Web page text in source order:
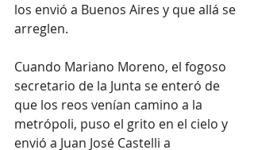
los envió a Buenos Aires y que allá se
arreglen.
Cuando Mariano Moreno, el fogoso
secretario de la Junta se enteró de
que los reos venían camino a la
metrópoli, puso el grito en el cielo y
envió a Juan José Castelli a